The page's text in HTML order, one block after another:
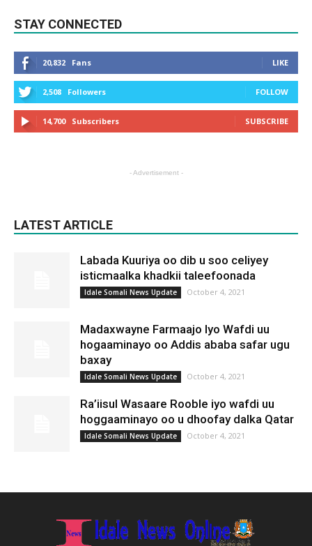
STAY CONNECTED
20,832 Fans LIKE
2,508 Followers FOLLOW
14,700 Subscribers SUBSCRIBE
- Advertisement -
LATEST ARTICLE
Labada Kuuriya oo dib u soo celiyey
isticmaalka khadkii taleefoonada
Idale Somali News Update October 4, 2021
Madaxwayne Farmaajo Iyo Wafdi uu
hogaaminayo oo Addis ababa safar ugu
baxay
Idale Somali News Update October 4, 2021
Ra’iisul Wasaare Rooble iyo wafdi uu
hoggaaminayo oo u dhoofay dalka Qatar
Idale Somali News Update October 4, 2021